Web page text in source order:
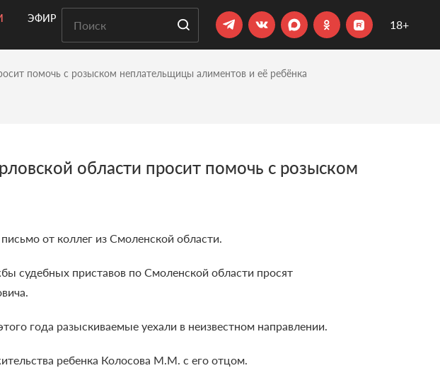
ЭФИР 18+
помочь с розыском неплательщицы алиментов и её ребёнка
области просит помочь с розыском
от коллег из Смоленской области.
судебных приставов по Смоленской области просят
года разыскиваемые уехали в неизвестном направлении.
ребенка Колосова М.М. с его отцом.